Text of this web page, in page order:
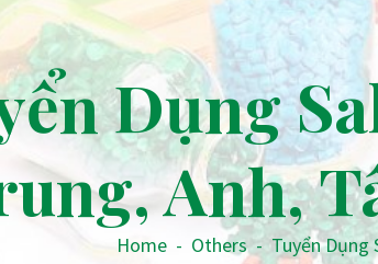
Dụng
Anh,
Home - Others - Tuyển Dụng